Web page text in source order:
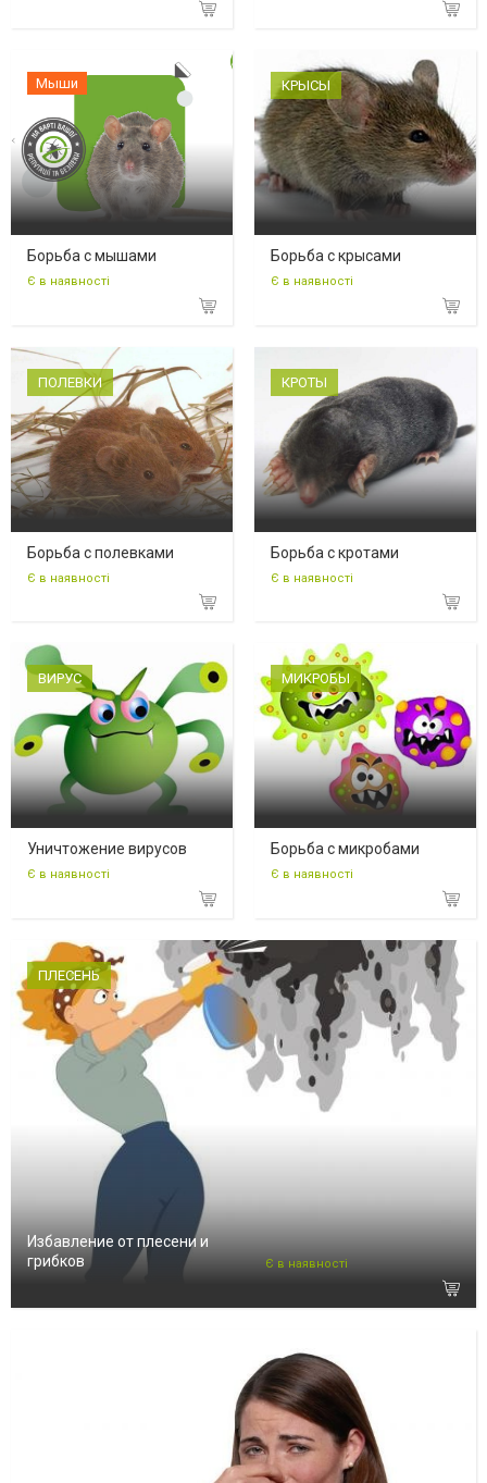
Мыши
Борьба с мышами
Є в наявності
КРЫСЫ
Борьба с крысами
Є в наявності
ПОЛЕВКИ
Борьба с полевками
Є в наявності
КРОТЫ
Борьба с кротами
Є в наявності
ВИРУС
Уничтожение вирусов
Є в наявності
МИКРОБЫ
Борьба с микробами
Є в наявності
ПЛЕСЕНЬ
Избавление от плесени и
грибков
Є в наявності